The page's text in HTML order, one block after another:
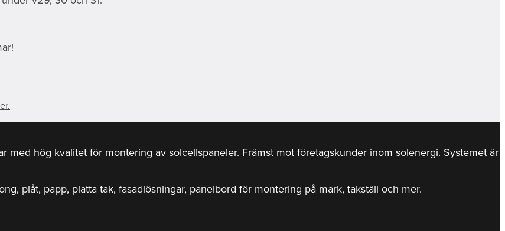
med hög kvalitet för montering av solcellspaneler. Främst mot företagskunder inom solenergi. Systemet är
plåt, papp, platta tak, fasadlösningar, panelbord för montering på mark, takställ och mer.